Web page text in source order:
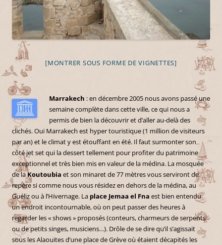
[MONTRER SOUS FORME DE VIGNETTES]
Marrakech : en décembre 2005 nous avons passé une
semaine complète dans cette ville, ce qui nous a
permis de bien la découvrir et d’aller au-delà des
clichés. Oui Marrakech est hyper touristique (1 million de visiteurs
par an) et le climat y est étouffant en été. Il faut surmonter son
côté jet set qui la dessert tellement pour profiter du patrimoine
exceptionnel et très bien mis en valeur de la médina. La mosquée
de laKoutoubia et son minaret de 77 mètres vous serviront de
repère si comme nous vous résidez en dehors de la médina, au
Guéliz ou à l’Hivernage. La place Jemaa el Fna est bien entendu
un endroit incontournable, où on peut passer des heures à
regarder les « shows » proposés (conteurs, charmeurs de serpents
ou de petits singes, musiciens…). Drôle de se dire qu’il s’agissait
sous les Alaouites d’une place de Grève où étaient décapités les